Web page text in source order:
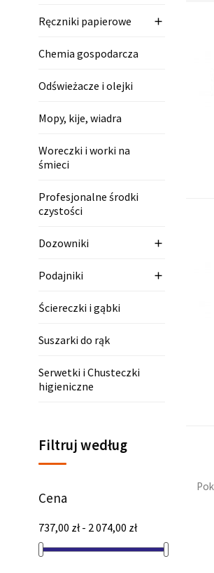
Ręczniki papierowe 
Chemia gospodarcza
Odświeżacze i olejki
Mopy, kije, wiadra
Woreczki i worki na
śmieci
Profesjonalne środki
czystości
Dozowniki 
Podajniki 
Ściereczki i gąbki
Suszarki do rąk
Serwetki i Chusteczki
higieniczne
Filtruj według
Cena
737,00 zł - 2 074,00 zł